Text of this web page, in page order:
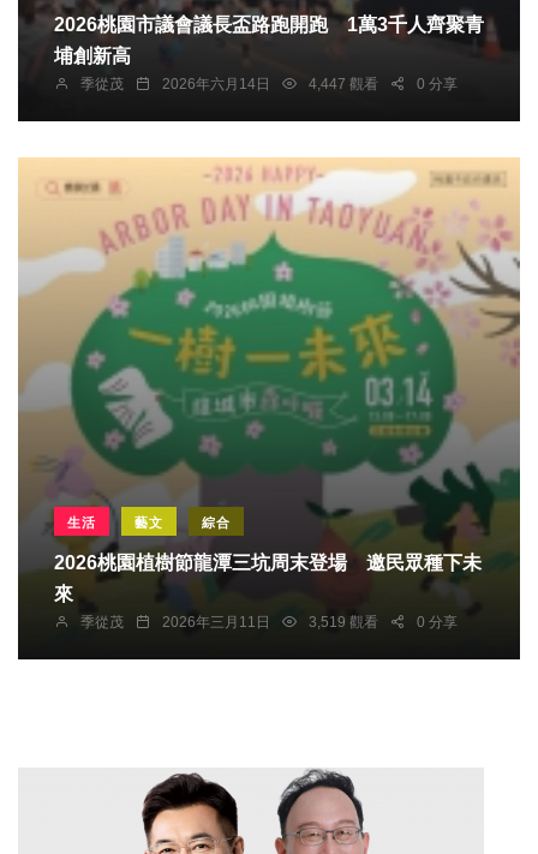
2026桃園市議會議長盃路跑開跑 1萬3千人齊聚青
埔創新高
季從茂 2026年六月14日 4,447 觀看 0 分享
生活 藝文 綜合
2026桃園植樹節龍潭三坑周末登場 邀民眾種下未
來
季從茂 2026年三月11日 3,519 觀看 0 分享